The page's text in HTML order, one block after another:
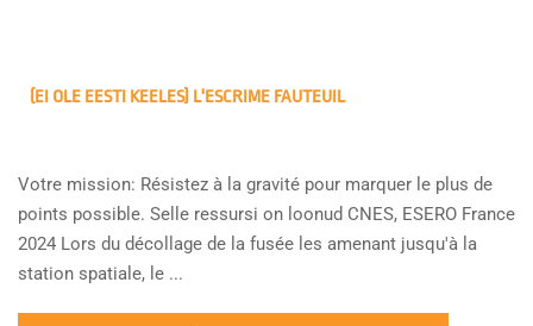
(EI OLE EESTI KEELES) L'ESCRIME FAUTEUIL
Votre mission: Résistez à la gravité pour marquer le plus de
points possible. Selle ressursi on loonud CNES, ESERO France
2024 Lors du décollage de la fusée les amenant jusqu'à la
station spatiale, le ...